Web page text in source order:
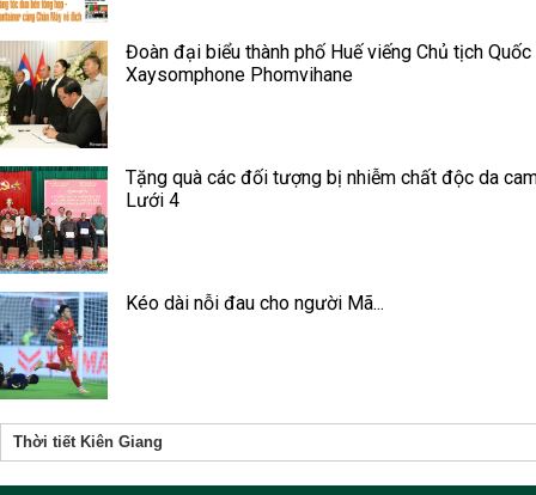
Đoàn đại biểu thành phố Huế viếng Chủ tịch
Xaysomphone Phomvihane
Tặng quà các đối tượng bị nhiễm chất độc da
Lưới 4
Kéo dài nỗi đau cho người Mã...
Thời tiết Kiên Giang